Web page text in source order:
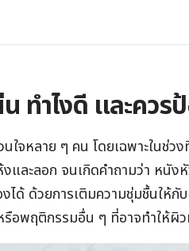
ทําไงดี และควร
จหลาย ๆ คน โดยเฉพาะในช่ว
ละลอก จนเกิดคำถามว่า หนัง
ได้ ด้วยการเติมความชุ่มชื้นให้กั
อพฤติกรรมอื่น ๆ ที่อาจทำให้ผิ